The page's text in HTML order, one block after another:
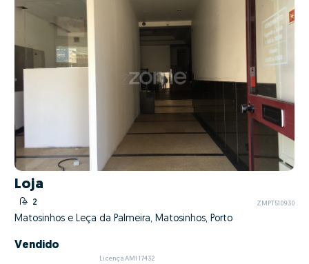
Loja
2 ZMPT510930
Matosinhos e Leça da Palmeira, Matosinhos, Porto
Vendido
Licença AMI 17432